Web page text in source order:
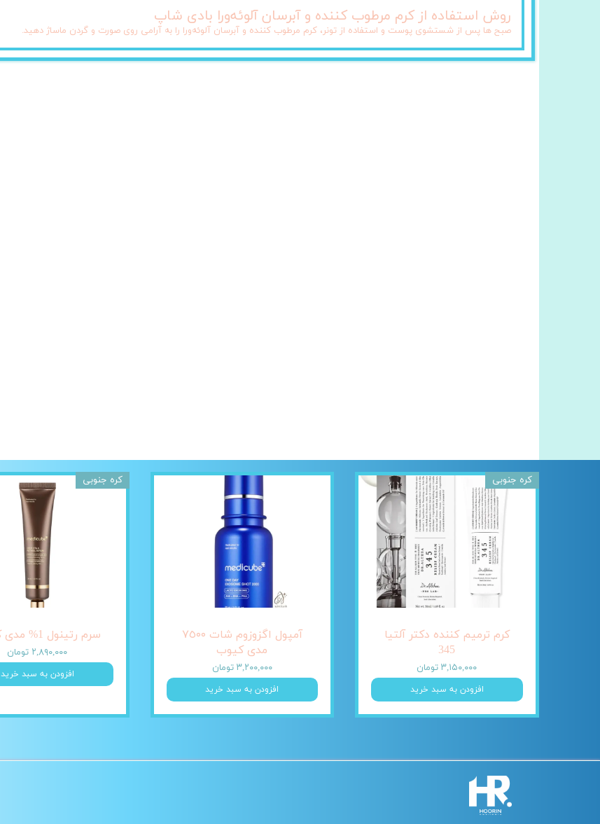
روش استفاده از کرم مرطوب کننده و آبرسان آلوئه‌ورا بادی شاپ
صبح ها پس از شستشوی پوست و استفاده از تونر، کرم مرطوب کننده و آبرسان آلوئه‌ورا را به آرامی روی صورت و گردن ماساژ دهید.
کرم ترمیم کننده دکتر آلتیا
345
۳,۱۵۰,۰۰۰ تومان
افزودن به سبد خرید
کره جنوبی
آمپول اگزوزوم شات ٧٥٠٠
مدی کیوب
۳,۲۰۰,۰۰۰ تومان
افزودن به سبد خرید
سرم رتینول 1% مدی کیوب
۲,۸۹۰,۰۰۰ تومان
افزودن به سبد خرید
کره جنوبی